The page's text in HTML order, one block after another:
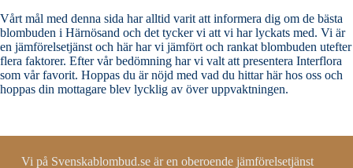
Vårt mål med denna sida har alltid varit att informera dig om de bästa
blombuden i Härnösand och det tycker vi att vi har lyckats med. Vi är
en jämförelsetjänst och här har vi jämfört och rankat blombuden utefter
flera faktorer. Efter vår bedömning har vi valt att presentera Interflora
som vår favorit. Hoppas du är nöjd med vad du hittar här hos oss och
hoppas din mottagare blev lycklig av över uppvaktningen.
Vi på Svenskablombud.se är en oberoende jämförelsetjänst